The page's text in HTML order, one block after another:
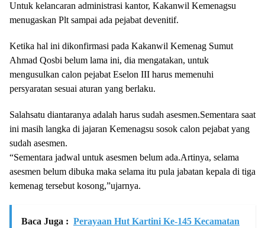
Untuk kelancaran administrasi kantor, Kakanwil Kemenagsu
menugaskan Plt sampai ada pejabat devenitif.
Ketika hal ini dikonfirmasi pada Kakanwil Kemenag Sumut
Ahmad Qosbi belum lama ini, dia mengatakan, untuk
mengusulkan calon pejabat Eselon III harus memenuhi
persyaratan sesuai aturan yang berlaku.
Salahsatu diantaranya adalah harus sudah asesmen.Sementara saat
ini masih langka di jajaran Kemenagsu sosok calon pejabat yang
sudah asesmen.
“Sementara jadwal untuk asesmen belum ada.Artinya, selama
asesmen belum dibuka maka selama itu pula jabatan kepala di tiga
kemenag tersebut kosong,”ujarnya.
Baca Juga : Perayaan Hut Kartini Ke-145 Kecamatan